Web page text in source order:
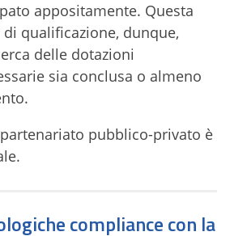
appositamente. Questa
qualificazione, dunque,
delle dotazioni
sia conclusa o almeno
pubblico-privato è
compliance con la